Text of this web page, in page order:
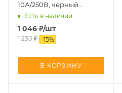
10А/250В, черный
матовый Kollinger
Eclipse EC-005BK
Есть в наличии
1 046 ₽/шт
1 230₽ -15%
В КОРЗИНУ